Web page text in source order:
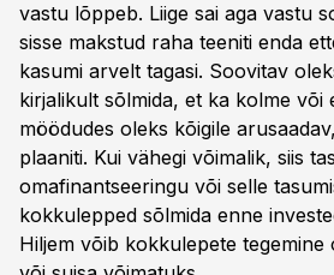
vastu lõppeb. Liige sai aga vastu
sisse makstud raha teeniti enda
kasumi arvelt tagasi. Soovitav
kirjalikult sõlmida, et ka kolme või
möödudes oleks kõigile
plaaniti. Kui vähegi võimalik, siis
omafinantseeringu või selle
kokkulepped sõlmida enne
Hiljem võib kokkulepete tegemine